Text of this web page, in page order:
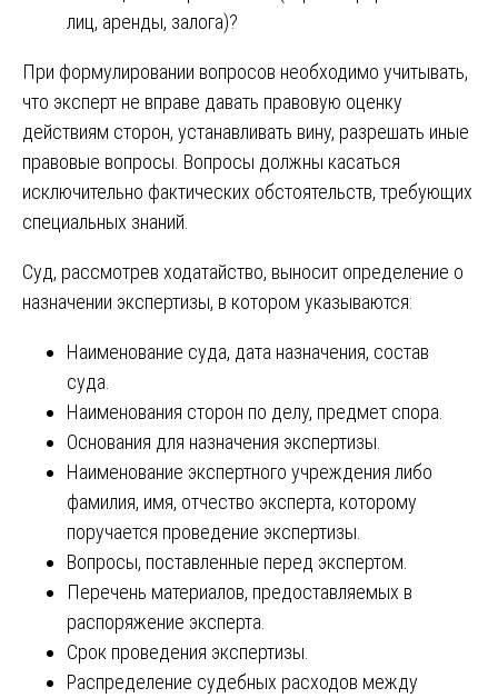
лиц, аренды, залога)?
При формулировании вопросов необходимо учитывать,
что эксперт не вправе давать правовую оценку
действиям сторон, устанавливать вину, разрешать иные
правовые вопросы. Вопросы должны касаться
исключительно фактических обстоятельств, требующих
специальных знаний.
Суд, рассмотрев ходатайство, выносит определение о
назначении экспертизы, в котором указываются:
Наименование суда, дата назначения, состав
суда.
Наименования сторон по делу, предмет спора.
Основания для назначения экспертизы.
Наименование экспертного учреждения либо
фамилия, имя, отчество эксперта, которому
поручается проведение экспертизы.
Вопросы, поставленные перед экспертом.
Перечень материалов, предоставляемых в
распоряжение эксперта.
Срок проведения экспертизы.
Распределение судебных расходов между